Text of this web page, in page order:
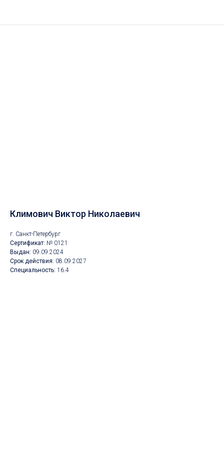
Климович Виктор Николаевич
г. Санкт-Петербург
Сертификат: № 0121
Выдан: 09.09.2024
Срок действия: 08.09.2027
Специальность: 16.4